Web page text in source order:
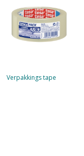
Verpakkings tape